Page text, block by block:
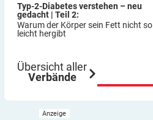
Typ-2-Diabetes verstehen – neu
gedacht | Teil 2:
Warum der Körper sein Fett nicht so
leicht hergibt
Übersicht aller
Verbände